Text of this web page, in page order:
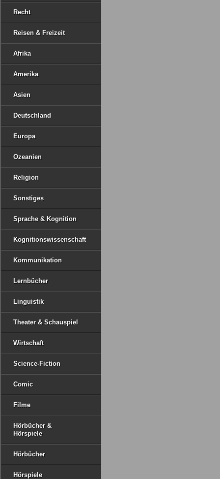
Recht
Reisen & Freizeit
Afrika
Amerika
Asien
Deutschland
Europa
Ozeanien
Religion
Sonstiges
Sprache & Kognition
Kognitionswissenschaft
Kommunikation
Lernbücher
Linguistik
Theater & Schauspiel
Wirtschaft
Science-Fiction
Comic
Filme
Hörbücher &
Hörspiele
Hörbücher
Hörspiele